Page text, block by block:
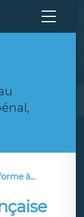
à...